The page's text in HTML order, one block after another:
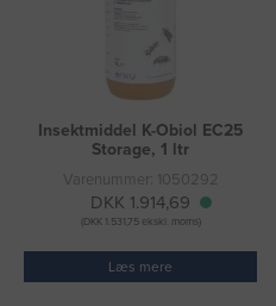
Insektmiddel K-Obiol EC25
Storage, 1 ltr
Varenummer: 1050292
DKK 1.914,69
(DKK 1.531,75 ekskl. moms)
Læs mere